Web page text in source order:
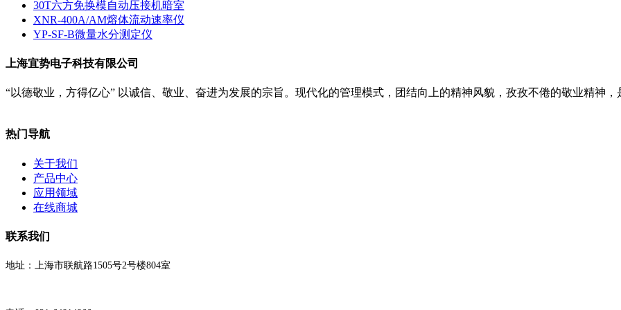
30T六方免换模自动压接机暗室
XNR-400A/AM熔体流动速率仪
YP-SF-B微量水分测定仪
上海宜势电子科技有限公司
“以德敬业，方得亿心” 以诚信、敬业、奋进为发展的宗旨。现代化的管理模式，团结向上的精神风貌，孜孜不倦的敬业精神，
热门导航
关于我们
产品中心
应用领域
在线商城
联系我们
地址：上海市联航路1505号2号楼804室